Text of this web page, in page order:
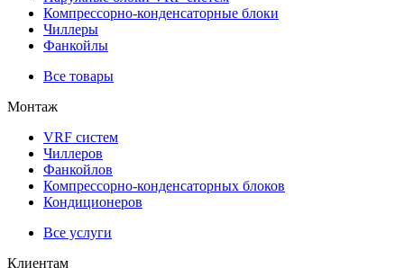
Компрессорно-конденсаторные блоки
Чиллеры
Фанкойлы
Все товары
Монтаж
VRF систем
Чиллеров
Фанкойлов
Компрессорно-конденсаторных блоков
Кондиционеров
Все услуги
Клиентам